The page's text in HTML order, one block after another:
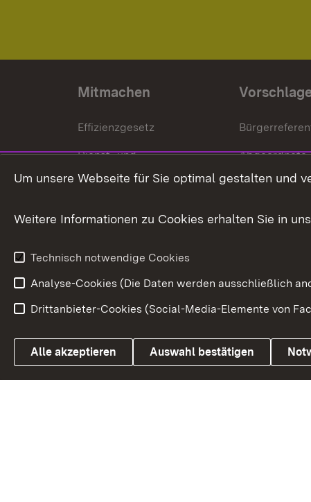
Mitmachen
Effizienzgesetz
Dienst- und
Versorgungsbezüge
Weitere
Abgeordnete
Link zum Landesportal
Um unsere Webseite für Sie optimal gestalten und
Weitere Informationen zu Cookies erhalten Sie in
Technisch notwendige Cookies
Analyse-Cookies (Die Daten werden ausschließlich
Drittanbieter-Cookies (Social-Media-Elemente von
Alle akzeptieren Auswahl bestätigen